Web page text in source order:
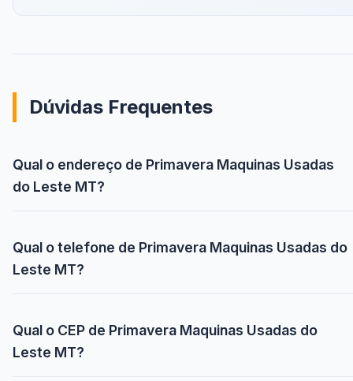
Dúvidas Frequentes
Qual o endereço de Primavera Maquinas Usadas
do Leste MT?
Qual o telefone de Primavera Maquinas Usadas do
Leste MT?
Qual o CEP de Primavera Maquinas Usadas do
Leste MT?